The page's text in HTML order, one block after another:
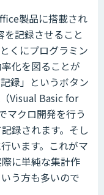
製品に搭載され
を記録させること
くにプログラミン
化を図ることが
録」というボタン
Visual Basic for
クロ開発を行う
録されます。そし
います。これがマ
に単純な集計作
う方も多いので